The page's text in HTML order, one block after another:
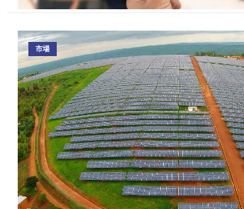
市場